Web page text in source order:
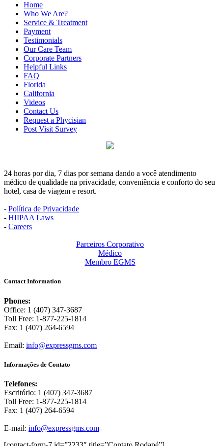
Home
Who We Are?
Service & Treatment
Payment
Testimonials
Our Care Team
Corporate Partners
Helpful Links
FAQ
Florida
California
Videos
Contact Us
Request a Phycisian
Post Visit Survey
24 horas por dia, 7 dias por semana dando a você atendimento
médico de qualidade na privacidade, conveniência e conforto do seu
hotel, casa de viagem e resort.
- Política de Privacidade
- HIIPAA Laws
- Careers
Parceiros Corporativo
Médico
Membro EGMS
Contact Information
Phones:
Office: 1 (407) 347-3687
Toll Free: 1-877-225-1814
Fax: 1 (407) 264-6594
Email: info@expressgms.com
Informações de Contato
Telefones:
Escritório: 1 (407) 347-3687
Toll Free: 1-877-225-1814
Fax: 1 (407) 264-6594
E-mail: info@expressgms.com